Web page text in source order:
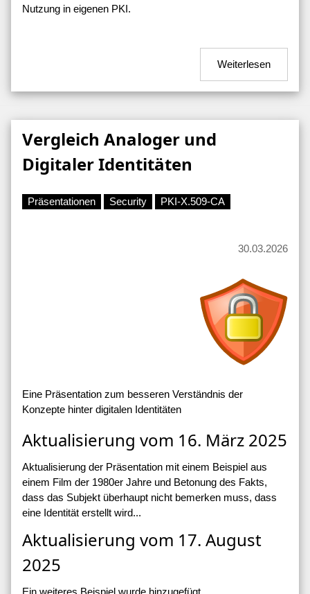
Nutzung in eigenen PKI.
Weiterlesen
Vergleich Analoger und
Digitaler Identitäten
Präsentationen Security PKI-X.509-CA
30.03.2026
Eine Präsentation zum besseren Verständnis der
Konzepte hinter digitalen Identitäten
Aktualisierung vom 16. März 2025
Aktualisierung der Präsentation mit einem Beispiel aus
einem Film der 1980er Jahre und Betonung des Fakts,
dass das Subjekt überhaupt nicht bemerken muss, dass
eine Identität erstellt wird...
Aktualisierung vom 17. August
2025